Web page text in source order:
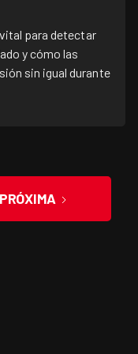
para detectar
y cómo las
sin igual durante
PRÓXIMA